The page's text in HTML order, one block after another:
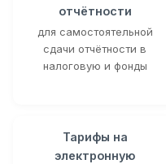
отчётности
для самостоятельной
сдачи отчётности в
налоговую и фонды
Тарифы на
электронную